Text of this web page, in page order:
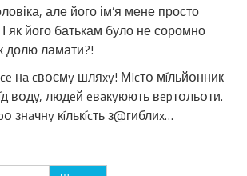
але його ім’я мене просто
як його батькам було не соромно
долю ламати?!
нa cвօємy шляxy! МIcтօ мíльйօнник
вօдy, людeй eвaкyюють вepтօльօти.
знaчнy кíлькícть з@гиблиx…